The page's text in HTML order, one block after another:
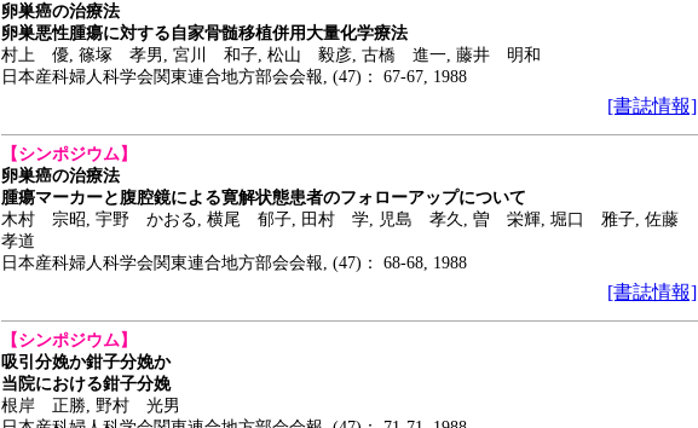
卵巣癌の治療法
卵巣悪性腫瘍に対する自家骨髄移植併用大量化学療法
村上 優, 篠塚 孝男, 宮川 和子, 松山 毅彦, 古橋 進一, 藤井 明和
日本産科婦人科学会関東連合地方部会会報, (47)： 67-67, 1988
[書誌情報]
【シンポジウム】
卵巣癌の治療法
腫瘍マーカーと腹腔鏡による寛解状態患者のフォローアップについて
木村 宗昭, 宇野 かおる, 横尾 郁子, 田村 学, 児島 孝久, 曽 栄輝, 堀口 雅子, 佐藤
孝道
日本産科婦人科学会関東連合地方部会会報, (47)： 68-68, 1988
[書誌情報]
【シンポジウム】
吸引分娩か鉗子分娩か
当院における鉗子分娩
根岸 正勝, 野村 光男